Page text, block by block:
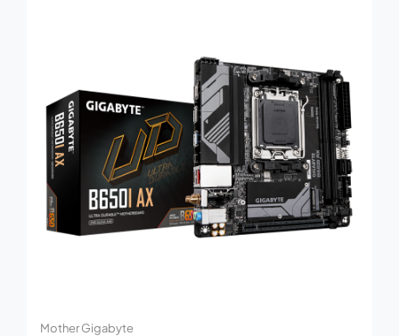
Mother Gigabyte